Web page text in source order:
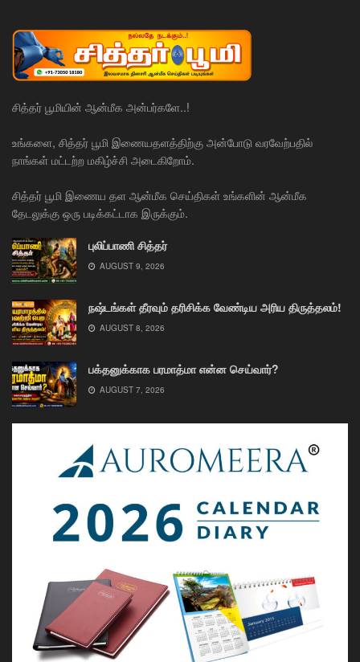
சித்தர் பூமியின் ஆன்மீக அன்பர்களே..!
உங்களை, சித்தர் பூமி இணையதளத்திற்கு அன்போடு வரவேற்பதில்
நாங்கள் மட்டற்ற மகிழ்ச்சி அடைகிறோம்.
சித்தர் பூமி இணைய தள ஆன்மீக செய்திகள் உங்களின் ஆன்மீக
தேடலுக்கு ஒரு படிக்கட்டாக இருக்கும்.
புலிப்பாணி சித்தர்
AUGUST 9, 2026
நஷ்டங்கள் தீரவும் தரிசிக்க வேண்டிய அரிய திருத்தலம்!
AUGUST 8, 2026
பக்தனுக்காக பரமாத்மா என்ன செய்வார்?
AUGUST 7, 2026